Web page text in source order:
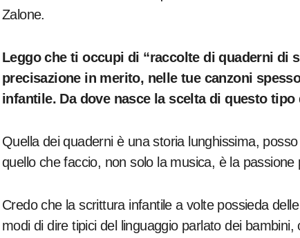
Zalone.
Leggo che ti occupi di “raccolte di quaderni di
precisazione in merito, nelle tue canzoni
infantile. Da dove nasce la scelta di questo
Quella dei quaderni è una storia lunghissima,
quello che faccio, non solo la musica, è la
Credo che la scrittura infantile a volte possieda
modi di dire tipici del linguaggio parlato dei